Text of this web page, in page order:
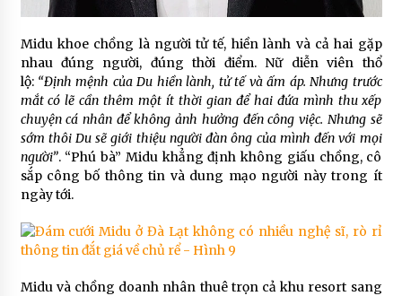
Midu khoe chồng là người tử tế, hiền lành và cả hai gặp
nhau đúng người, đúng thời điểm. Nữ diễn viên thổ
lộ: “Định mệnh của Du hiền lành, tử tế và ấm áp. Nhưng trước
mắt có lẽ cần thêm một ít thời gian để hai đứa mình thu xếp
chuyện cá nhân để không ảnh hưởng đến công việc. Nhưng sẽ
sớm thôi Du sẽ giới thiệu người đàn ông của mình đến với mọi
người”. “Phú bà” Midu khẳng định không giấu chồng, cô
sắp công bố thông tin và dung mạo người này trong ít
ngày tới.
Midu và chồng doanh nhân thuê trọn cả khu resort sang